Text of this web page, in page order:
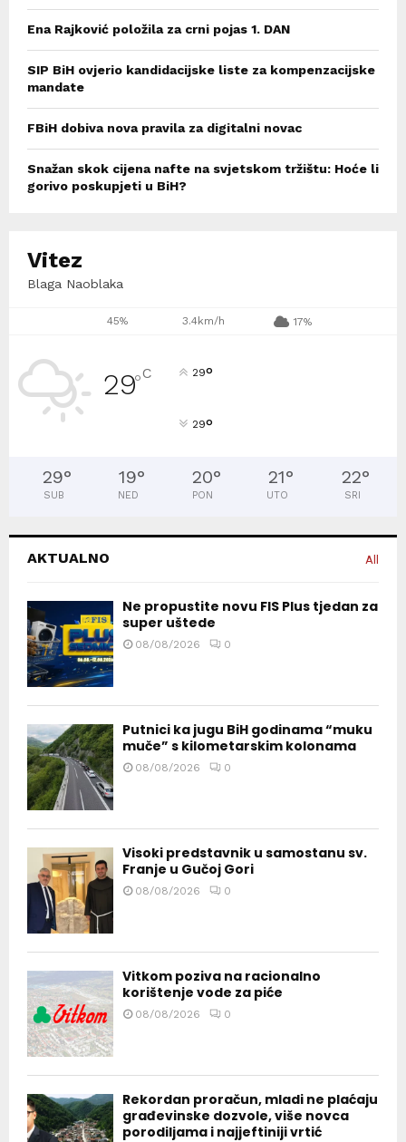
Ena Rajković položila za crni pojas 1. DAN
SIP BiH ovjerio kandidacijske liste za kompenzacijske
mandate
FBiH dobiva nova pravila za digitalni novac
Snažan skok cijena nafte na svjetskom tržištu: Hoće li
gorivo poskupjeti u BiH?
Vitez
Blaga Naoblaka
45% 3.4km/h 17%
29°C 29°
29°
29°
SUB
19°
NED
20°
PON
21°
UTO
22°
SRI
AKTUALNO All
Ne propustite novu FIS Plus tjedan za
super uštede
08/08/2026 0
Putnici ka jugu BiH godinama “muku
muče” s kilometarskim kolonama
08/08/2026 0
Visoki predstavnik u samostanu sv.
Franje u Gučoj Gori
08/08/2026 0
Vitkom poziva na racionalno
korištenje vode za piće
08/08/2026 0
Rekordan proračun, mladi ne plaćaju
građevinske dozvole, više novca
porodiljama i najjeftiniji vrtić